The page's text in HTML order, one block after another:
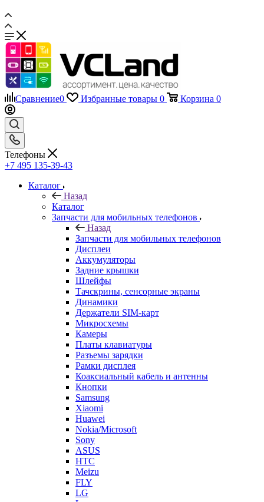
Сравнение0 Избранные товары 0 Корзина 0
Телефоны
+7 495 135-39-43
Каталог
Назад
Каталог
Запчасти для мобильных телефонов
Назад
Запчасти для мобильных телефонов
Дисплеи
Аккумуляторы
Задние крышки
Шлейфы
Тачскрины, сенсорные экраны
Динамики
Держатели SIM-карт
Микросхемы
Камеры
Платы клавиатуры
Разъемы зарядки
Рамки дисплея
Коаксиальный кабель и антенны
Кнопки
Samsung
Xiaomi
Huawei
Nokia/Microsoft
Sony
ASUS
HTC
Meizu
FLY
LG